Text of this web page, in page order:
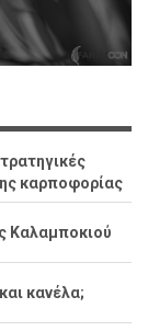
καρποφορίας
Καλαμποκιού
κανέλα;